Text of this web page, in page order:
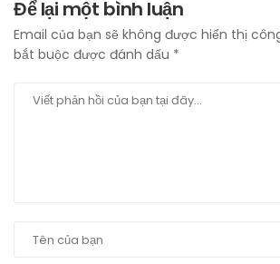
Để lại một bình luận
Email của bạn sẽ không được hiển thị
bắt buộc được đánh dấu *